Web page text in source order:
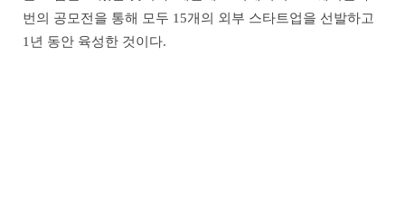
번의 공모전을 통해 모두 15개의 외부 스타트업을 선발하고
1년 동안 육성한 것이다.